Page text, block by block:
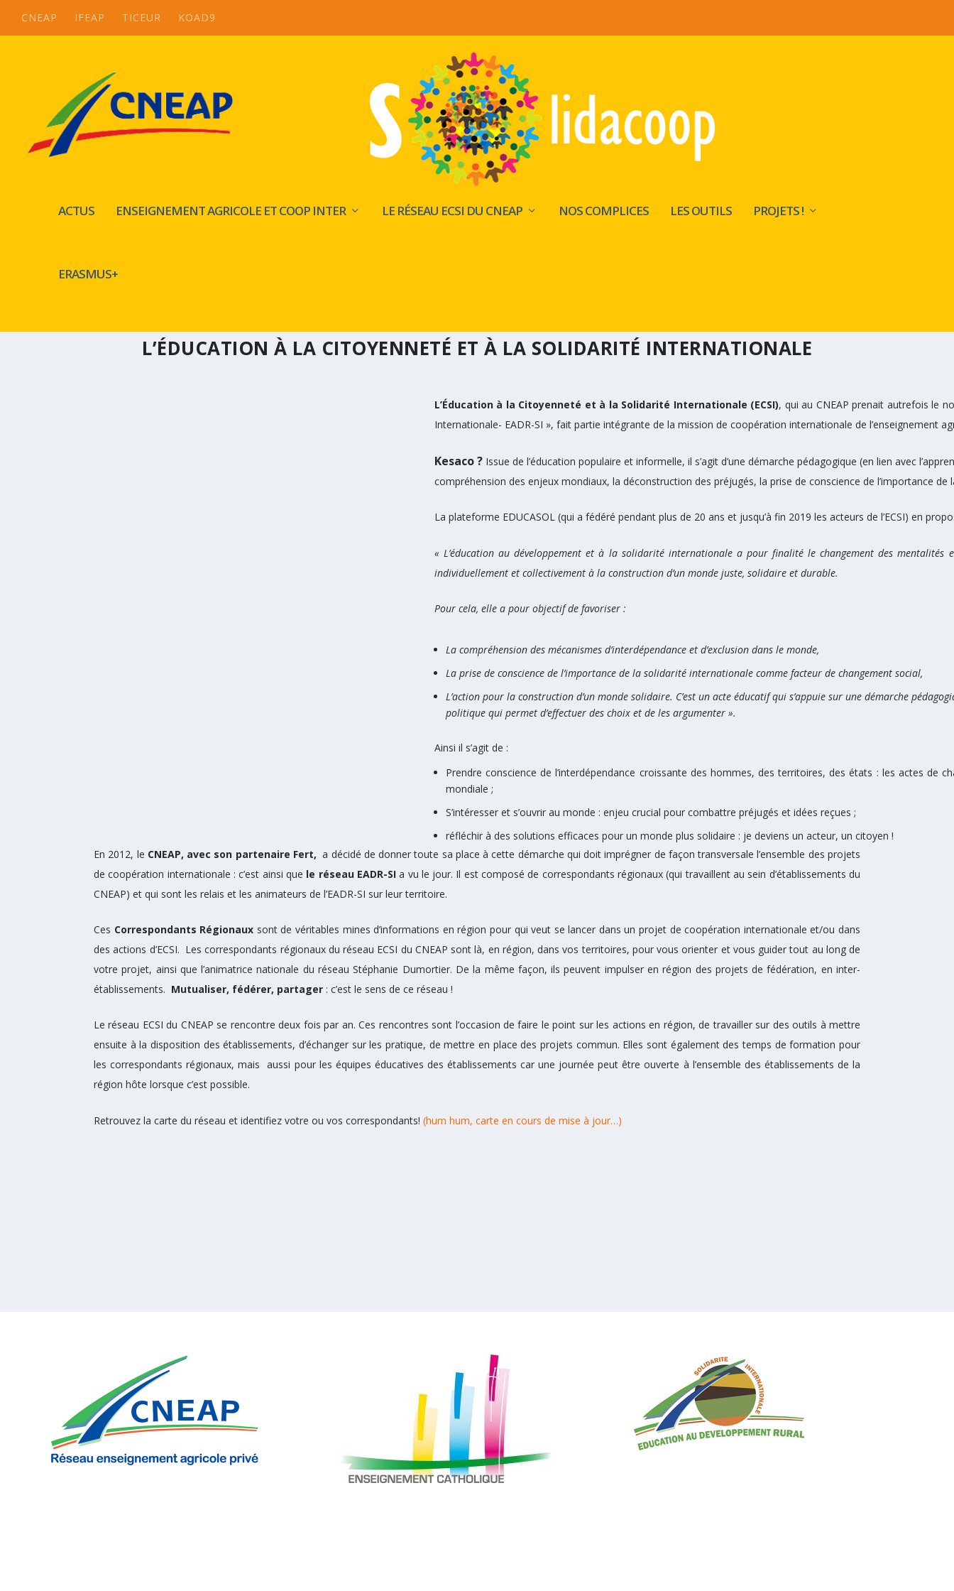
CNEAP IFEAP TICEUR KOAD9
ACTUS ENSEIGNEMENT AGRICOLE ET COOP INTER LE RÉSEAU ECSI DU CNEAP NOS COMPLICES LES OUTILS PROJETS !
ERASMUS+
L’ÉDUCATION À LA CITOYENNETÉ ET À LA SOLIDARITÉ INTERNATIONALE
L’Éducation à la Citoyenneté et à la Solidarité Internationale (ECSI), qui au CNEAP prenait autrefois le
Internationale- EADR-SI », fait partie intégrante de la mission de coopération internationale de l’enseignement
Kesaco ? Issue de l’éducation populaire et informelle, il s’agit d’une démarche pédagogique (en lien avec
compréhension des enjeux mondiaux, la déconstruction des préjugés, la prise de conscience de l’importance
La plateforme EDUCASOL (qui a fédéré pendant plus de 20 ans et jusqu’à fin 2019 les acteurs de l’ECSI) en
« L’éducation au développement et à la solidarité internationale a pour finalité le changement des mentalités
individuellement et collectivement à la construction d’un monde juste, solidaire et durable.
Pour cela, elle a pour objectif de favoriser :
La compréhension des mécanismes d’interdépendance et d’exclusion dans le monde,
La prise de conscience de l’importance de la solidarité internationale comme facteur de changement social,
L’action pour la construction d’un monde solidaire. C’est un acte éducatif qui s’appuie sur une démarche
politique qui permet d’effectuer des choix et de les argumenter ».
Ainsi il s’agit de :
Prendre conscience de l’interdépendance croissante des hommes, des territoires, des états : les actes de
mondiale ;
S’intéresser et s’ouvrir au monde : enjeu crucial pour combattre préjugés et idées reçues ;
réfléchir à des solutions efficaces pour un monde plus solidaire : je deviens un acteur, un citoyen !
En 2012, le CNEAP, avec son partenaire Fert, a décidé de donner toute sa place à cette démarche qui doit imprégner de façon transversale l’ensemble des projets
de coopération internationale : c’est ainsi que le réseau EADR-SIa vu le jour. Il est composé de correspondants régionaux (qui travaillent au sein d’établissements du
CNEAP) et qui sont les relais et les animateurs de l’EADR-SI sur leur territoire.
Ces Correspondants Régionaux sont de véritables mines d’informations en région pour qui veut se lancer dans un projet de coopération internationale et/ou dans
des actions d’ECSI. Les correspondants régionaux du réseau ECSI du CNEAP sont là, en région, dans vos territoires, pour vous orienter et vous guider tout au long de
votre projet, ainsi que l’animatrice nationale du réseau Stéphanie Dumortier. De la même façon, ils peuvent impulser en région des projets de fédération, en inter-
établissements. Mutualiser, fédérer, partager : c’est le sens de ce réseau !
Le réseau ECSI du CNEAP se rencontre deux fois par an. Ces rencontres sont l’occasion de faire le point sur les actions en région, de travailler sur des outils à mettre
ensuite à la disposition des établissements, d’échanger sur les pratique, de mettre en place des projets commun. Elles sont également des temps de formation pour
les correspondants régionaux, mais aussi pour les équipes éducatives des établissements car une journée peut être ouverte à l’ensemble des établissements de la
région hôte lorsque c’est possible.
Retrouvez la carte du réseau et identifiez votre ou vos correspondants! (hum hum, carte en cours de mise à jour…)